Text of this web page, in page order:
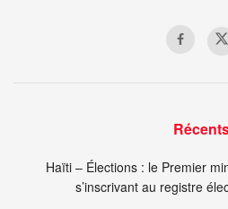
Haïti – Élections : le Premier
s’inscrivant au registre